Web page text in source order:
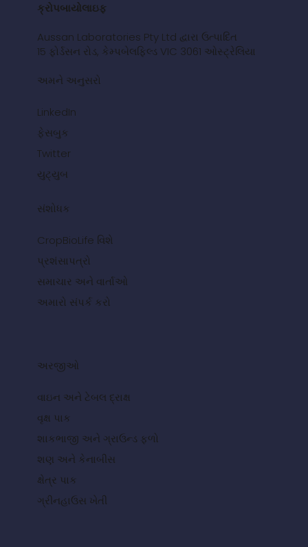
ક્રોપબાયોલાઇફ
Aussan Laboratories Pty Ltd દ્વારા ઉત્પાદિત
15 ફોર્ડસન રોડ, કેમ્પબેલફિલ્ડ VIC 3061 ઓસ્ટ્રેલિયા
અમને અનુસરો
LinkedIn
ફેસબુક
Twitter
યુટ્યુબ
સંશોધક
CropBioLife વિશે
પ્રશંસાપત્રો
સમાચાર અને વાર્તાઓ
અમારો સંપર્ક કરો
અરજીઓ
વાઇન અને ટેબલ દ્રાક્ષ
વૃક્ષ પાક
શાકભાજી અને ગ્રાઉન્ડ ફળો
શણ અને કેનાબીસ
ક્ષેત્ર પાક
ગ્રીનહાઉસ ખેતી